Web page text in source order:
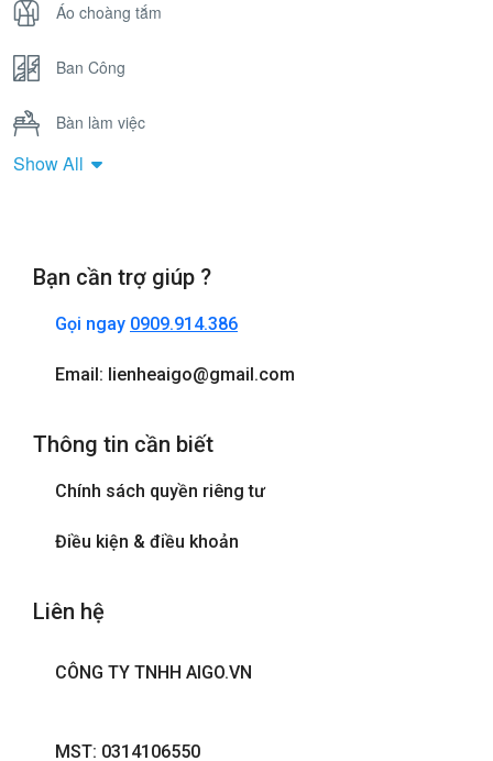
Áo choàng tắm
Ban Công
Bàn làm việc
Bồn Tắm Nằm
Điện thoại
Phòng tắm đứng
Show All
Bạn cần trợ giúp ?
Gọi ngay 0909.914.386
Email: lienheaigo@gmail.com
Thông tin cần biết
Chính sách quyền riêng tư
Điều kiện & điều khoản
Liên hệ
CÔNG TY TNHH AIGO.VN
MST: 0314106550